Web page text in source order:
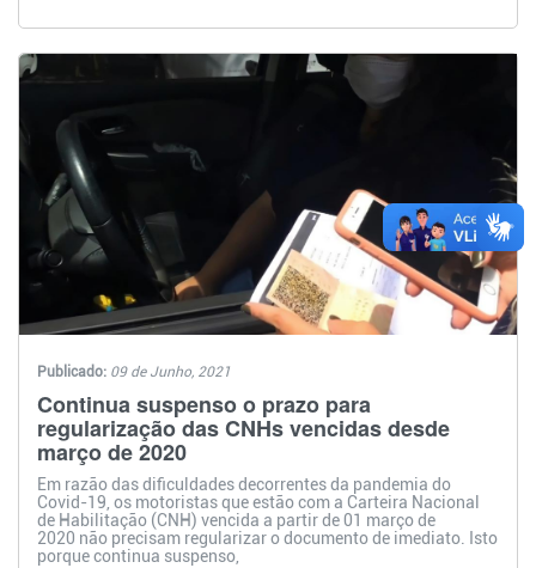
Publicado: 09 de Junho, 2021
Continua suspenso o prazo para
regularização das CNHs vencidas desde
março de 2020
Em razão das dificuldades decorrentes da pandemia do
Covid-19, os motoristas que estão com a Carteira Nacional
de Habilitação (CNH) vencida a partir de 01 março de
2020 não precisam regularizar o documento de imediato. Isto
porque continua suspenso,